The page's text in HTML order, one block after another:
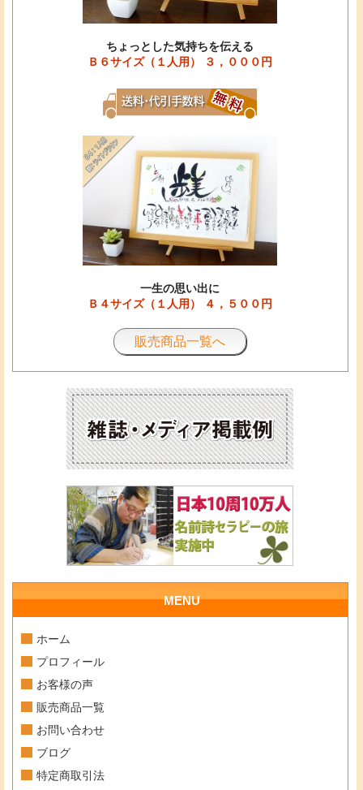
ちょっとした気持ちを伝える
Ｂ６サイズ（１人用） ３，０００円
一生の思い出に
Ｂ４サイズ（１人用） ４，５００円
販売商品一覧へ
MENU
ホーム
プロフィール
お客様の声
販売商品一覧
お問い合わせ
ブログ
特定商取引法